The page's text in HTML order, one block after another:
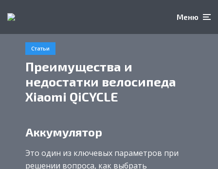
Меню
Статьи
Преимущества и
недостатки велосипеда
Xiaomi QiCYCLE
Аккумулятор
Это один из ключевых параметров при
решении вопроса, как выбрать